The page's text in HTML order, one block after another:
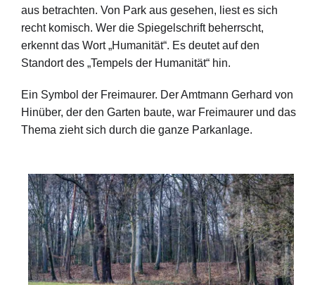
aus betrachten. Von Park aus gesehen, liest es sich
recht komisch. Wer die Spiegelschrift beherrscht,
erkennt das Wort „Humanität“. Es deutet auf den
Standort des „Tempels der Humanität“ hin.
Ein Symbol der Freimaurer. Der Amtmann Gerhard von
Hinüber, der den Garten baute, war Freimaurer und das
Thema zieht sich durch die ganze Parkanlage.